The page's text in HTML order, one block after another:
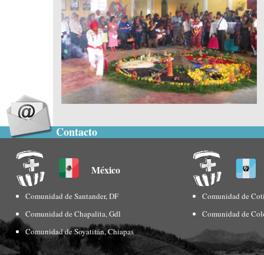
Contacto
México
Comunidad de Santander, DF
Comunidad de Chapalita, Gdl
Comunidad de Soyatitán, Chiapas
Comunidad de
Comunidad de